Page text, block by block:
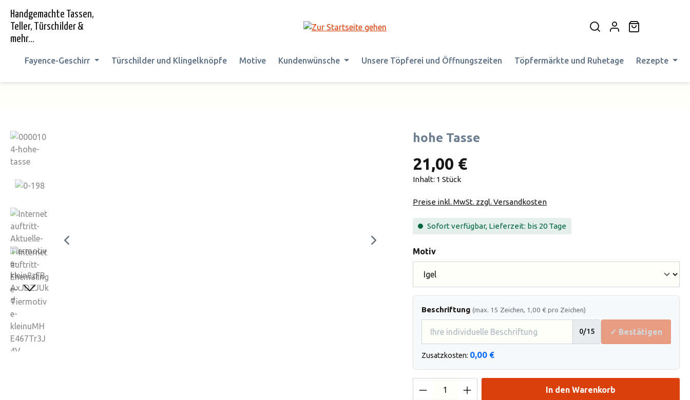
Zur Hauptnavigation springen
Handgemachte Tassen,
Teller, Türschilder &
mehr...
Fayence-Geschirr Türschilder und Klingelknöpfe Motive Kundenwünsche Unsere Töpferei und Öffnungszeiten Töpfermärkte und Ruhetage Rezepte
Bildergalerie überspringen hohe Tasse
21,00 €
Inhalt: 1 Stück
Preise inkl. MwSt. zzgl. Versandkosten
Sofort verfügbar, Lieferzeit: bis 20 Tage
Motivauswählen
Beschriftung (max. 15 Zeichen, 1,00 € pro Zeichen)
0/15 ✓ Bestätigen
Zusatzkosten: 0,00 €
Produkt Anzahl: Gib den gewünschten Wert
In den Warenkorb